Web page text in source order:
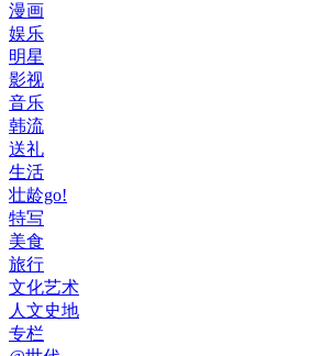
漫画
娱乐
明星
影视
音乐
韩流
送礼
生活
壮龄go!
特写
美食
旅行
文化艺术
人文史地
专栏